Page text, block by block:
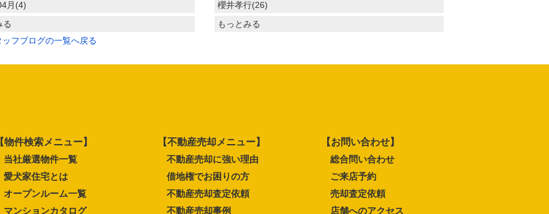
月(4)
る
櫻井孝行(26)
もっとみる
フブログの一覧へ戻る
物件検索メニュー】
当社厳選物件一覧
愛犬家住宅とは
オープンルーム一覧
マンションカタログ
【不動産売却メニュー】
不動産売却に強い理由
借地権でお困りの方
不動産売却査定依頼
不動産売却事例
【お問い合わせ】
総合問い合わせ
ご来店予約
売却査定依頼
店舗へのアクセス